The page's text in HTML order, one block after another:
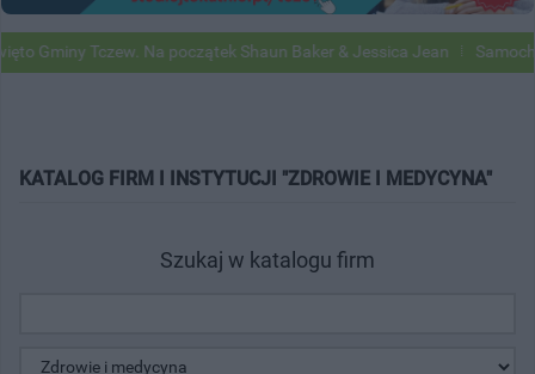
Gminy Tczew. Na początek Shaun Baker & Jessica Jean
KATALOG FIRM I INSTYTUCJI "ZDROWIE I MEDYCYNA"
Szukaj w katalogu firm